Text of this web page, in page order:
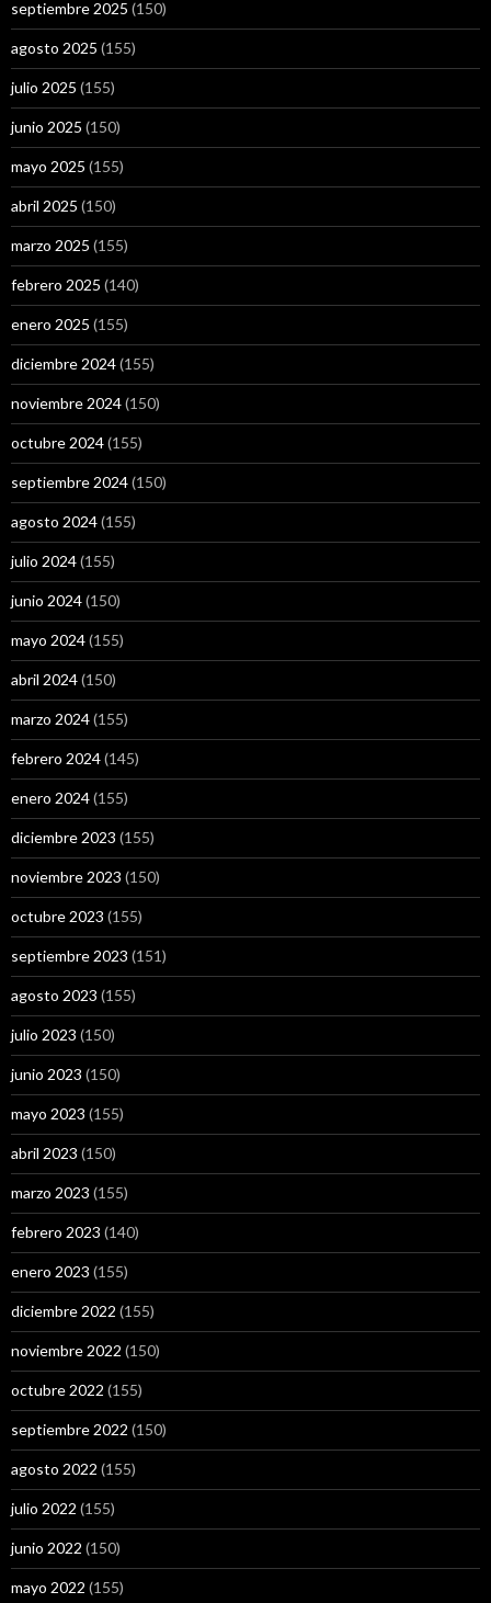
septiembre 2025 (150)
agosto 2025 (155)
julio 2025 (155)
junio 2025 (150)
mayo 2025 (155)
abril 2025 (150)
marzo 2025 (155)
febrero 2025 (140)
enero 2025 (155)
diciembre 2024(155)
noviembre 2024(150)
octubre 2024(155)
septiembre 2024(150)
agosto 2024(155)
julio 2024(155)
junio 2024(150)
mayo 2024(155)
abril 2024(150)
marzo 2024(155)
febrero 2024(145)
enero 2024(155)
diciembre 2023 (155)
noviembre 2023 (150)
octubre 2023 (155)
septiembre 2023 (151)
agosto 2023 (155)
julio 2023 (150)
junio 2023 (150)
mayo 2023 (155)
abril 2023 (150)
marzo 2023 (155)
febrero 2023 (140)
enero 2023 (155)
diciembre 2022 (155)
noviembre 2022 (150)
octubre 2022 (155)
septiembre 2022 (150)
agosto 2022 (155)
julio 2022 (155)
junio 2022 (150)
mayo 2022 (155)